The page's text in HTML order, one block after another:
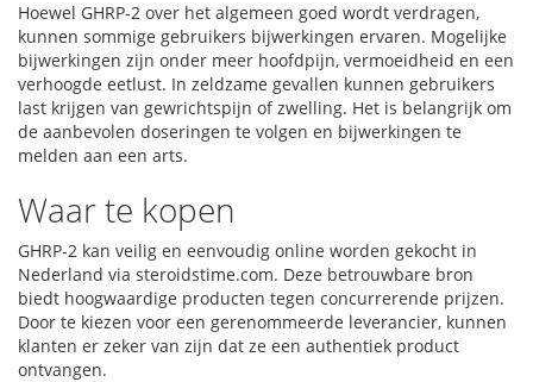
Hoewel GHRP-2 over het algemeen goed wordt verdragen,
kunnen sommige gebruikers bijwerkingen ervaren. Mogelijke
bijwerkingen zijn onder meer hoofdpijn, vermoeidheid en een
verhoogde eetlust. In zeldzame gevallen kunnen gebruikers
last krijgen van gewrichtspijn of zwelling. Het is belangrijk om
de aanbevolen doseringen te volgen en bijwerkingen te
melden aan een arts.
Waar te kopen
GHRP-2 kan veilig en eenvoudig online worden gekocht in
Nederland via steroidstime.com. Deze betrouwbare bron
biedt hoogwaardige producten tegen concurrerende prijzen.
Door te kiezen voor een gerenommeerde leverancier, kunnen
klanten er zeker van zijn dat ze een authentiek product
ontvangen.